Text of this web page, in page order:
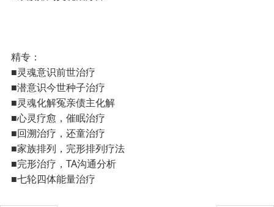
精专：
■灵魂意识前世治疗
■潜意识今世种子治疗
■灵魂化解冤亲债主化解
■心灵疗愈，催眠治疗
■回溯治疗，还童治疗
■家族排列，完形排列疗法
■完形治疗，TA沟通分析
■七轮四体能量治疗